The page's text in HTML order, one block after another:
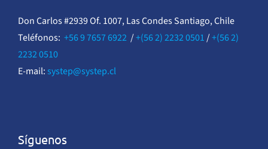
Don Carlos #2939 Of. 1007, Las Condes Santiago, Chile
Teléfonos: +56 9 7657 6922/+(56 2) 2232 0501/+(56 2)
2232 0510
E-mail: systep@systep.cl
Síguenos